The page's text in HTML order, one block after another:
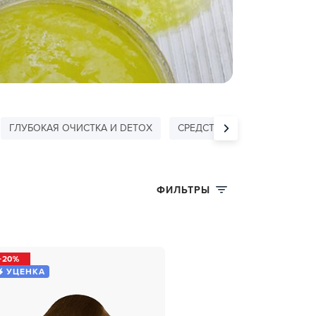
ГЛУБОКАЯ ОЧИСТКА И DETOX СРЕДСТВА ДЛЯ БРОВЕЙ И
ФИЛЬТРЫ
20
УЦЕНКА